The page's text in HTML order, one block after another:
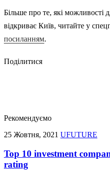
Більше про те, які можливості
відкриває Київ, читайте у
посиланням.
Поділитися
Рекомендуємо
25 Жовтня, 2021 UFUTURE
Top 10 investment
rating